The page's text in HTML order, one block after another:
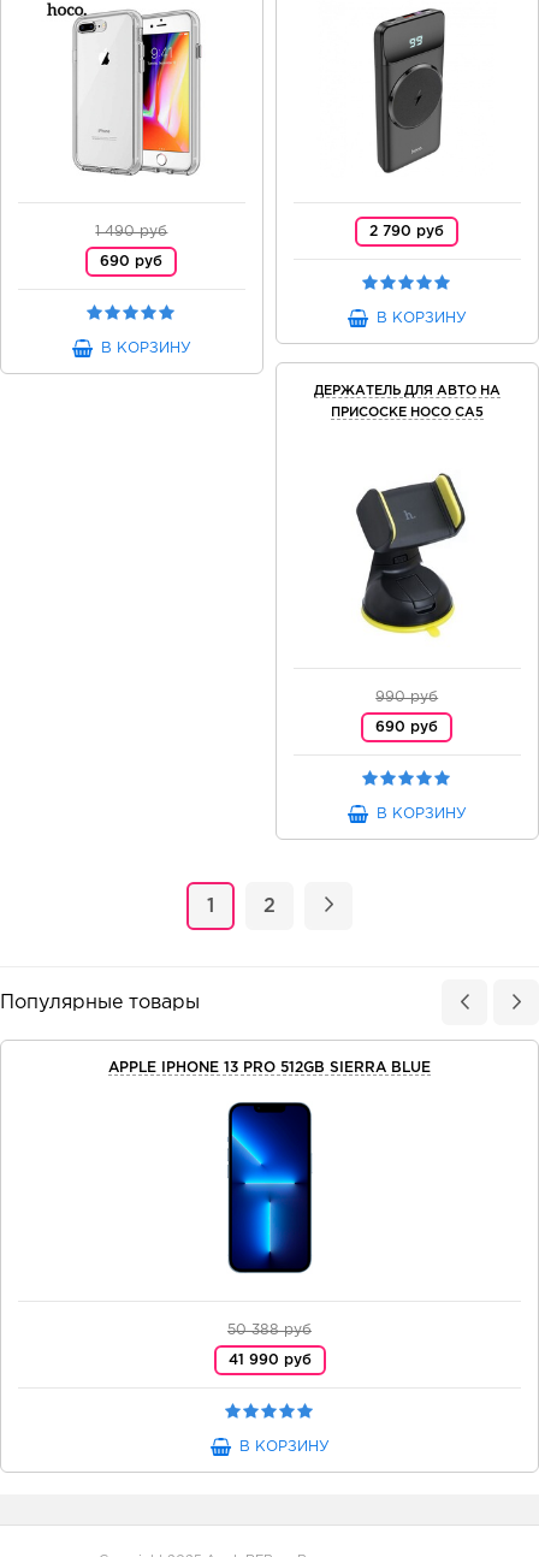
1 490 руб
690 руб
В КОРЗИНУ
2 790 руб
В КОРЗИНУ
ДЕРЖАТЕЛЬ ДЛЯ АВТО НА
ПРИСОСКЕ HOCO CA5
990 руб
690 руб
В КОРЗИНУ
1 2
Популярные товары
APPLE IPHONE 13 PRO 512GB SIERRA BLUE
50 388 руб
41 990 руб
В КОРЗИНУ